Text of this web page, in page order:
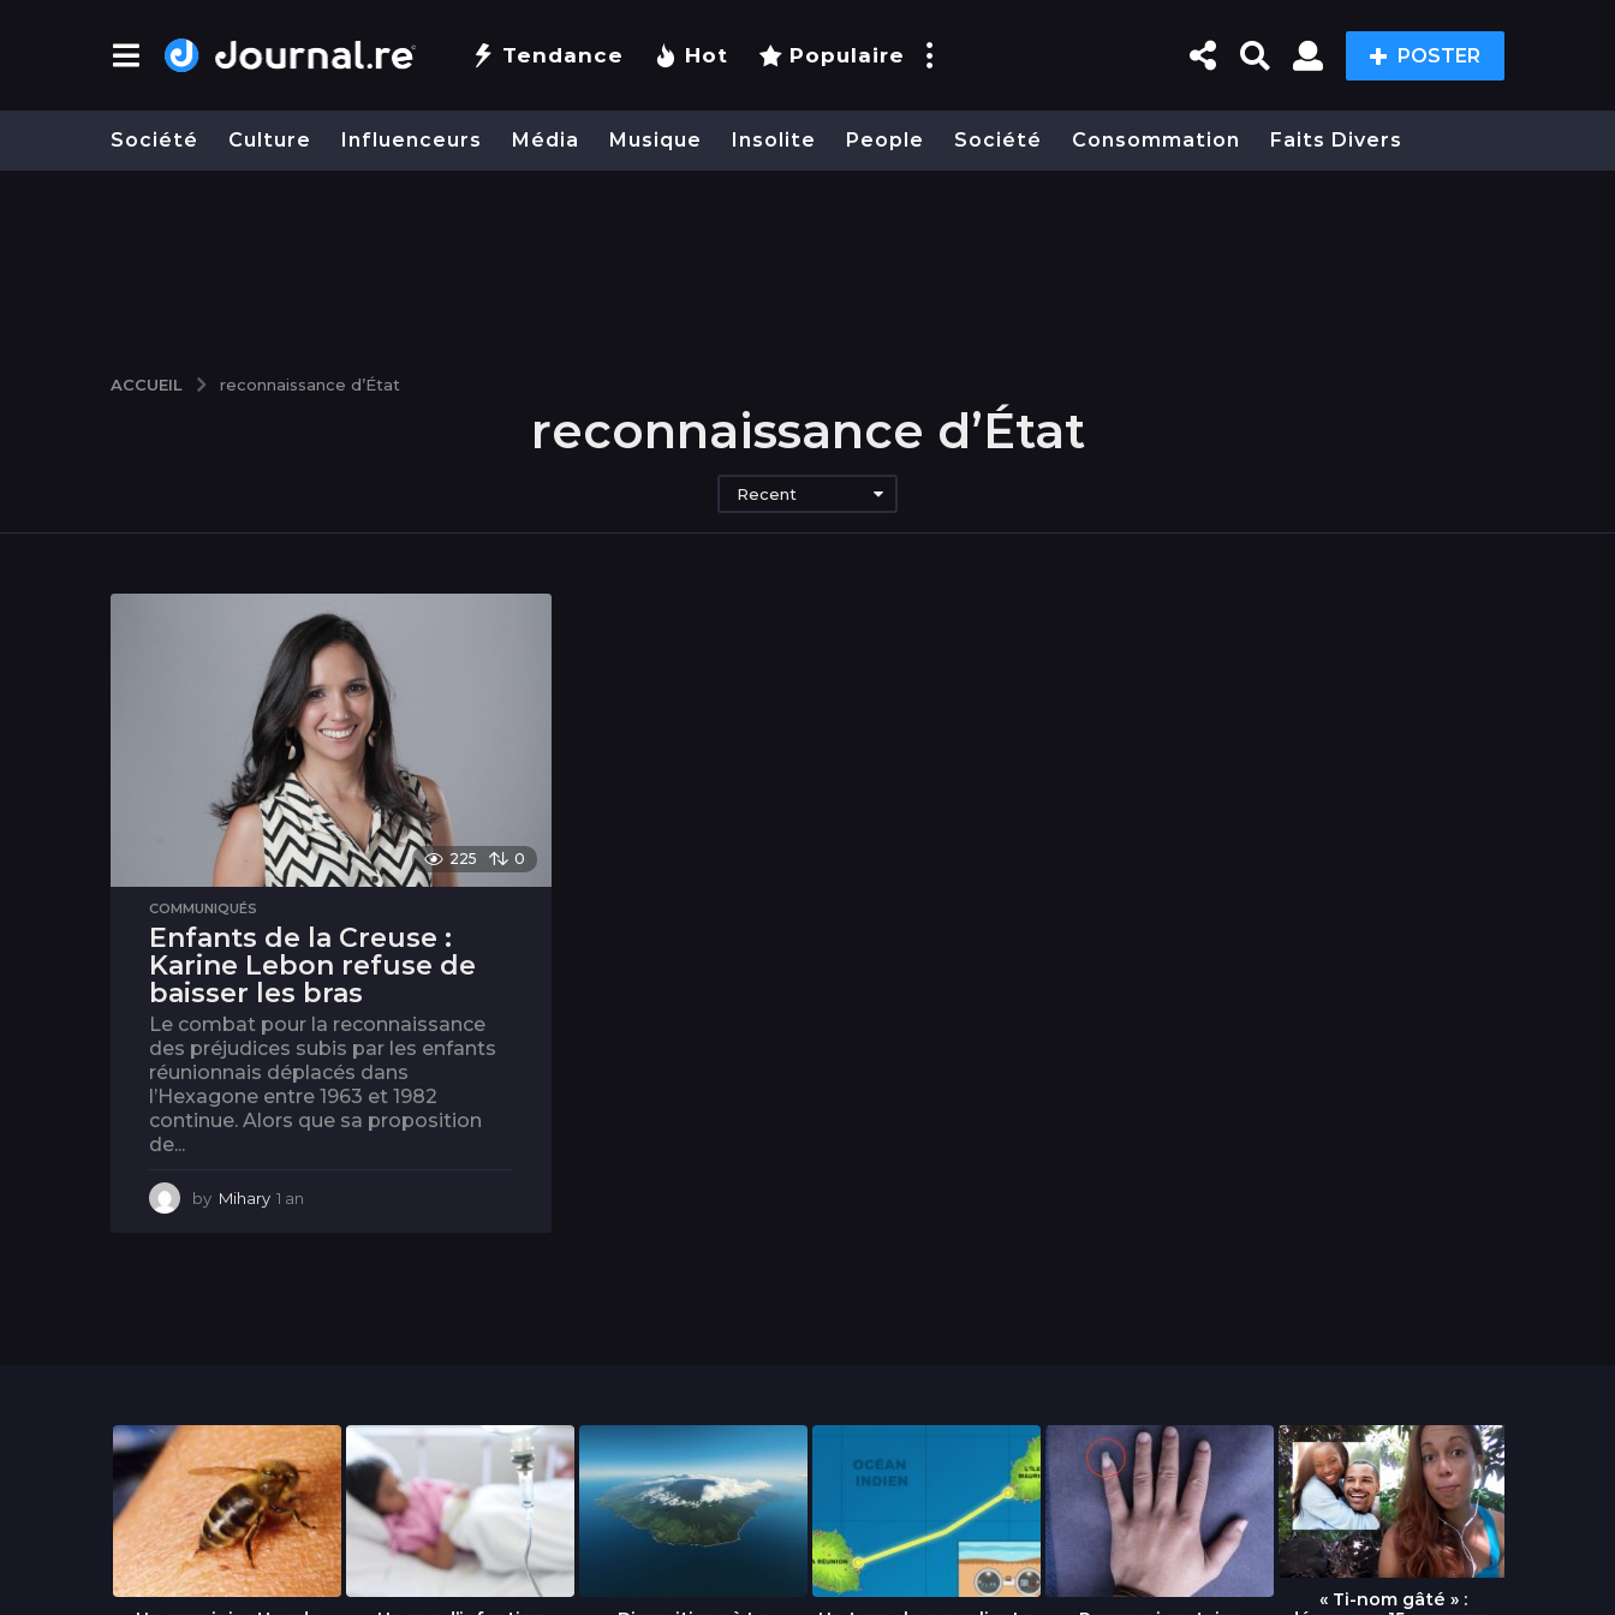
Tendance Hot Populaire POSTER
Société Culture Influenceurs Média Musique Insolite People Société Consommation Faits Divers
ACCUEIL reconnaissance d’État
reconnaissance d’État
Recent
225 0
COMMUNIQUÉS
Enfants de la Creuse :
Karine Lebon refuse de
baisser les bras
Le combat pour la reconnaissance
des préjudices subis par les enfants
réunionnais déplacés dans
l’Hexagone entre 1963 et 1982
continue. Alors que sa proposition
de...
by Mihary 1 an
« Ti-nom gâté » :